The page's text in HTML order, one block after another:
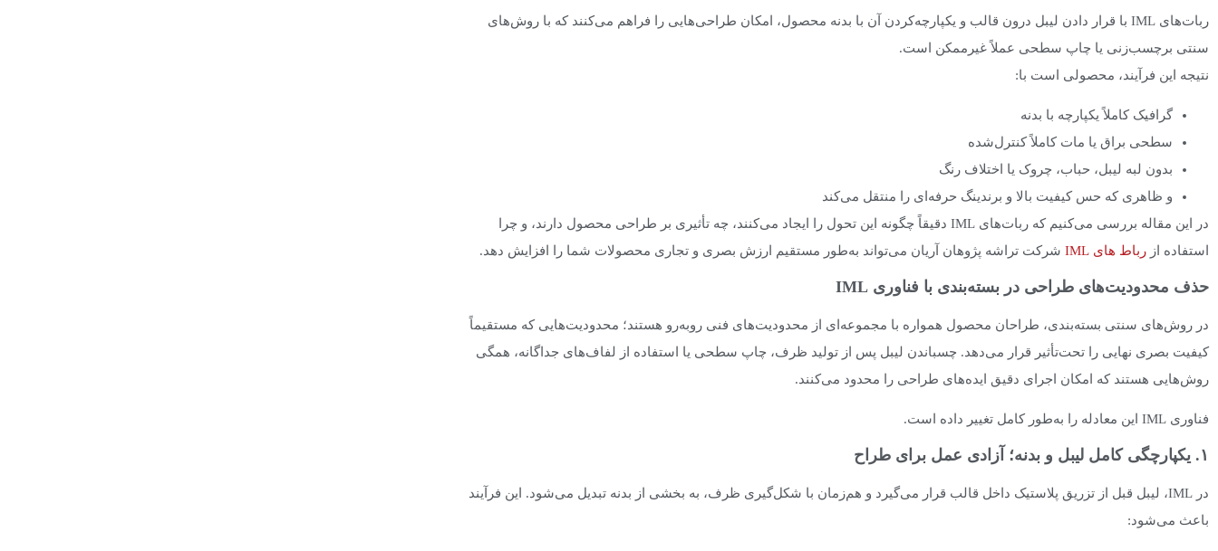
تبدیل زیبایی بصری به ارزش تجاری و افزایش فروش
۱. افزایش ارزش ادراک‌شده (Perceived Value) محصول
۲. تمایز واقعی در قفسه فروش
۴. نقش ربات‌های IML تراشه پژوهان آریان در حفظ این مزیت
چرا ربات‌های IML مستقیماً روی طراحی، برند و فروش شما اثر می‌گذارند؟
۱. IML؛ نقطه اتصال طراحی صنعتی و تولید انبوه
۲. زیبایی محصول، یک هزینه نیست؛ یک سرمایه‌گذاری است
۳. نقش تعیین‌کننده ربات در تحقق کیفیت بصری
طراحی زیبا را به مزیت رقابتی واقعی تبدیل کنید
ربات‌های IML با قرار دادن لیبل درون قالب و یکپارچه‌کردن آن با بدنه محصول، امکان طراحی‌هایی را فراهم می‌کنند که با روش‌های
سنتی برچسب‌زنی یا چاپ سطحی عملاً غیرممکن است.
نتیجه این فرآیند، محصولی است با:
گرافیک کاملاً یکپارچه با بدنه
سطحی براق یا مات کاملاً کنترل‌شده
بدون لبه لیبل، حباب، چروک یا اختلاف رنگ
و ظاهری که حس کیفیت بالا و برندینگ حرفه‌ای را منتقل می‌کند
در این مقاله بررسی می‌کنیم که ربات‌های IML دقیقاً چگونه این تحول را ایجاد می‌کنند، چه تأثیری بر طراحی محصول دارند، و چرا
استفاده از رباط های IML شرکت تراشه پژوهان آریان می‌تواند به‌طور مستقیم ارزش بصری و تجاری محصولات شما را افزایش دهد.
حذف محدودیت‌های طراحی در بسته‌بندی با فناوری IML
در روش‌های سنتی بسته‌بندی، طراحان محصول همواره با مجموعه‌ای از محدودیت‌های فنی روبه‌رو هستند؛ محدودیت‌هایی که مستقیماً
کیفیت بصری نهایی را تحت‌تأثیر قرار می‌دهد. چسباندن لیبل پس از تولید ظرف، چاپ سطحی یا استفاده از لفاف‌های جداگانه، همگی
روش‌هایی هستند که امکان اجرای دقیق ایده‌های طراحی را محدود می‌کنند.
فناوری IML این معادله را به‌طور کامل تغییر داده است.
۱. یکپارچگی کامل لیبل و بدنه؛ آزادی عمل برای طراح
در IML، لیبل قبل از تزریق پلاستیک داخل قالب قرار می‌گیرد و هم‌زمان با شکل‌گیری ظرف، به بخشی از بدنه تبدیل می‌شود. این فرآیند
باعث می‌شود: